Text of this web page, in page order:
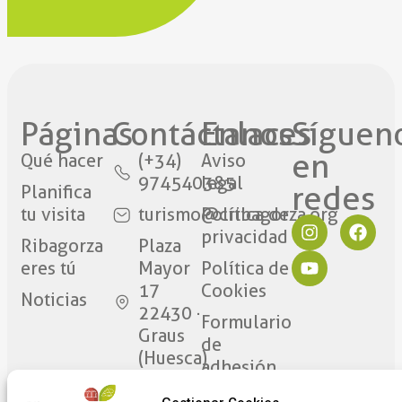
Páginas
Qué hacer
Planifica
tu visita
Ribagorza
eres tú
Noticias
Contáctanos​
(+34)
974540385
turismo@cribagorza.org
Plaza
Mayor
17
22430 ·
Graus
(Huesca)
Enlaces
Aviso
legal
Política de
privacidad
Política de
Cookies
Formulario
de
adhesión
en
redes​